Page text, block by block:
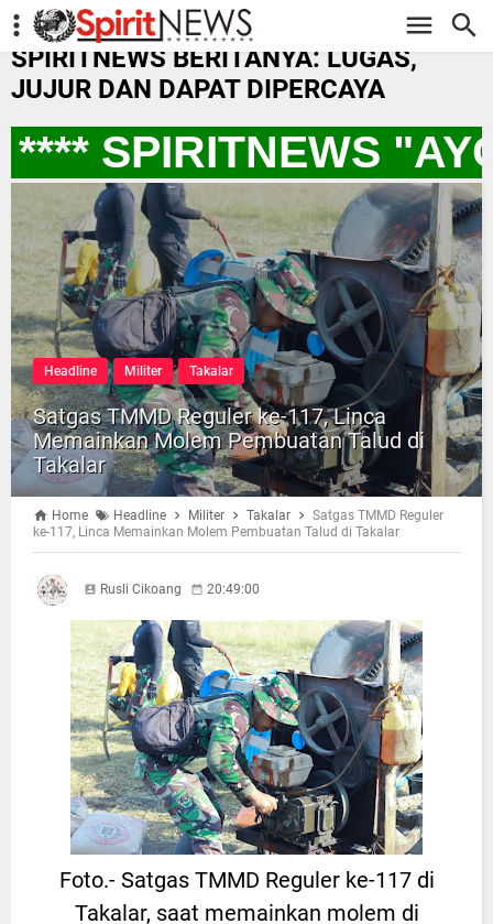
-->
SPIRITNEWS BERITANYA: LUGAS,
JUJUR DAN DAPAT DIPERCAYA
SPIRITNEWS "AYO
Headline Militer Takalar
Satgas TMMD Reguler ke-117, Linca
Memainkan Molem Pembuatan Talud di
Takalar
Home Headline Militer Takalar
Satgas TMMD Reguler
ke-117, Linca Memainkan Molem Pembuatan Talud di Takalar
Rusli Cikoang 20:49:00
Foto.- Satgas TMMD Reguler ke-117 di
Takalar, saat memainkan molem di